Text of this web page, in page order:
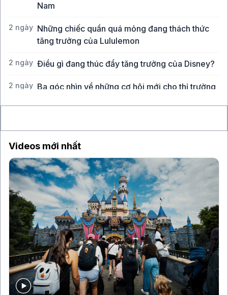
Nam
2 ngày Những chiếc quần quá mỏng đang thách thức
tăng trưởng của Lululemon
2 ngày Điều gì đang thúc đẩy tăng trưởng của Disney?
2 ngày Ba góc nhìn về những cơ hội mới cho thị trường
Videos mới nhất